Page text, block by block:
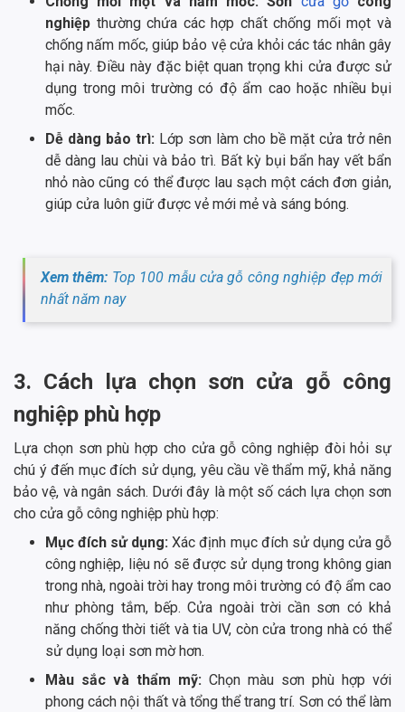
nghiệp thường chứa các hợp chất chống mối mọt và
chống nấm mốc, giúp bảo vệ cửa khỏi các tác nhân gây
hại này. Điều này đặc biệt quan trọng khi cửa được sử
dụng trong môi trường có độ ẩm cao hoặc nhiều bụi
mốc.
Dễ dàng bảo trì: Lớp sơn làm cho bề mặt cửa trở nên
dễ dàng lau chùi và bảo trì. Bất kỳ bụi bẩn hay vết bẩn
nhỏ nào cũng có thể được lau sạch một cách đơn giản,
giúp cửa luôn giữ được vẻ mới mẻ và sáng bóng.
Xem thêm: Top 100 mẫu cửa gỗ công nghiệp đẹp mới
nhất năm nay
3. Cách lựa chọn sơn cửa gỗ công
nghiệp phù hợp
Lựa chọn sơn phù hợp cho cửa gỗ công nghiệp đòi hỏi sự
chú ý đến mục đích sử dụng, yêu cầu về thẩm mỹ, khả năng
bảo vệ, và ngân sách. Dưới đây là một số cách lựa chọn sơn
cho cửa gỗ công nghiệp phù hợp:
Mục đích sử dụng: Xác định mục đích sử dụng cửa gỗ
công nghiệp, liệu nó sẽ được sử dụng trong không gian
trong nhà, ngoài trời hay trong môi trường có độ ẩm cao
như phòng tắm, bếp. Cửa ngoài trời cần sơn có khả
năng chống thời tiết và tia UV, còn cửa trong nhà có thể
sử dụng loại sơn mờ hơn.
Màu sắc và thẩm mỹ: Chọn màu sơn phù hợp với
phong cách nội thất và tổng thể trang trí. Sơn có thể làm